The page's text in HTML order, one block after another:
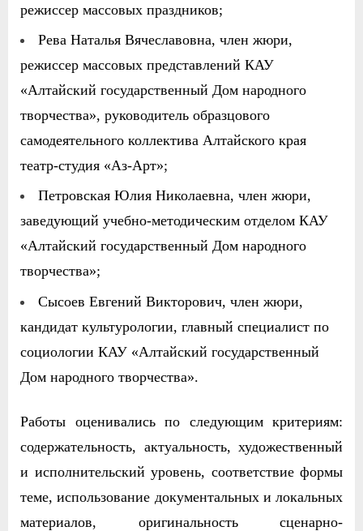
режиссер массовых праздников;
Рева Наталья Вячеславовна, член жюри,
режиссер массовых представлений КАУ
«Алтайский государственный Дом народного
творчества», руководитель образцового
самодеятельного коллектива Алтайского края
театр-студия «Аз-Арт»;
Петровская Юлия Николаевна, член жюри,
заведующий учебно-методическим отделом КАУ
«Алтайский государственный Дом народного
творчества»;
Сысоев Евгений Викторович, член жюри,
кандидат культурологии, главный специалист по
социологии КАУ «Алтайский государственный
Дом народного творчества».
Работы оценивались по следующим критериям:
содержательность, актуальность, художественный
и исполнительский уровень, соответствие формы
теме, использование документальных и локальных
материалов, оригинальность сценарно-